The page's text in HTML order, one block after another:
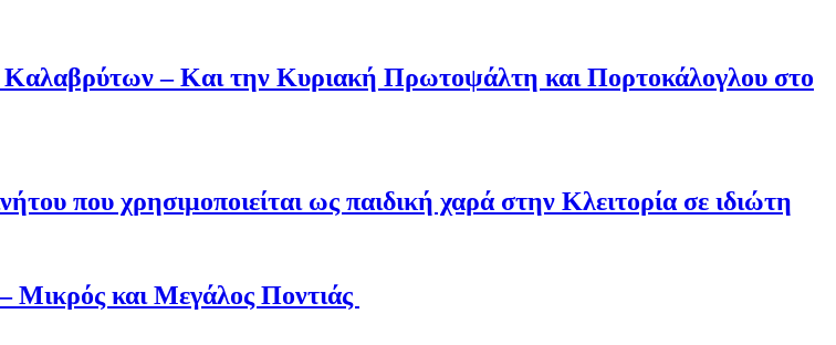
Καλαβρύτων – Και την Κυριακή Πρωτοψάλτη και Πορτοκάλογλου στο
που χρησιμοποιείται ως παιδική χαρά στην Κλειτορία σε ιδιώτη
Μικρός και Μεγάλος Ποντιάς